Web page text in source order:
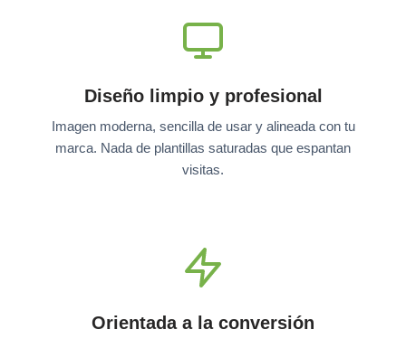
Diseño limpio y profesional
Imagen moderna, sencilla de usar y alineada con tu
marca. Nada de plantillas saturadas que espantan
visitas.
Orientada a la conversión